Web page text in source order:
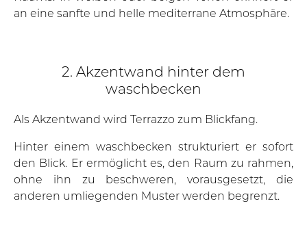
an eine sanfte und helle mediterrane Atmosphäre.
2. Akzentwand hinter dem
waschbecken
Als Akzentwand wird Terrazzo zum Blickfang.
Hinter einem waschbecken strukturiert er sofort
den Blick. Er ermöglicht es, den Raum zu rahmen,
ohne ihn zu beschweren, vorausgesetzt, die
anderen umliegenden Muster werden begrenzt.